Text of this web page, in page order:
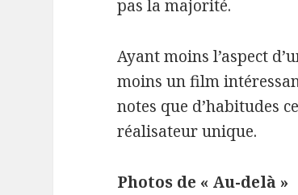
pas la majorité.
Ayant moins l’aspect
moins un film
notes que d’habitudes
réalisateur unique.
Photos de « Au-delà »